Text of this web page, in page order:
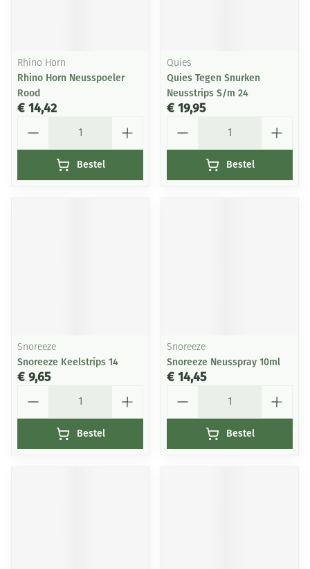
Rhino Horn
Rhino Horn Neusspoeler
Rood
€ 14,42
Bestel
Quies
Quies Tegen Snurken
Neusstrips S/m 24
€ 19,95
Bestel
Snoreeze
Snoreeze Keelstrips 14
€ 9,65
Bestel
Snoreeze
Snoreeze Neusspray 10ml
€ 14,45
Bestel